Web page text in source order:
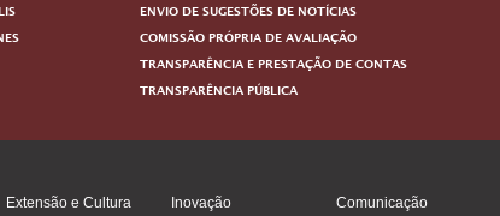
ENVIO DE SUGESTÕES DE NOTÍCIAS
COMISSÃO PRÓPRIA DE AVALIAÇÃO
TRANSPARÊNCIA E PRESTAÇÃO DE CONTAS
TRANSPARÊNCIA PÚBLICA
Extensão e Cultura
Inovação
Comunicação